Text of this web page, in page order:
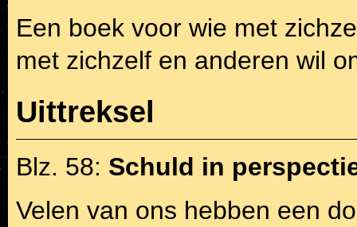
Een boek voor wie met
met zichzelf en anderen wil
Uittreksel
Blz. 58: Schuld in
Velen van ons hebben een